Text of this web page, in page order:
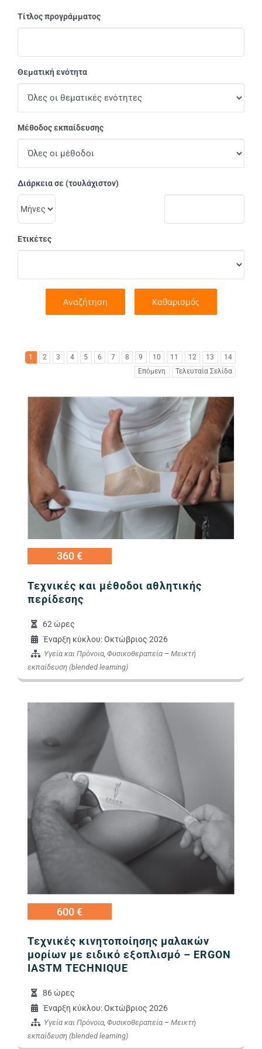
Τίτλος προγράμματος
Θεματική ενότητα
Μέθοδος εκπαίδευσης
Διάρκεια σε (τουλάχιστον)
Ετικέτες
Αναζήτηση Καθαρισμός
1 2 3 4 5 6 7 8 9 10 11 12 13
14
Επόμενη
Τελευταία Σελίδα
360 €
Τεχνικές και μέθοδοι αθλητικής
περίδεσης
62 ώρες
Έναρξη κύκλου: Οκτώβριος 2026
Υγεία και Πρόνοια ,Φυσικοθεραπεία –Μεικτή
εκπαίδευση (blended learning)
600 €
Τεχνικές κινητοποίησης μαλακών
μορίων με ειδικό εξοπλισμό – ERGON
IASTM TECHNIQUE
86 ώρες
Έναρξη κύκλου: Οκτώβριος 2026
Υγεία και Πρόνοια,Φυσικοθεραπεία –Μεικτή
εκπαίδευση (blended learning)